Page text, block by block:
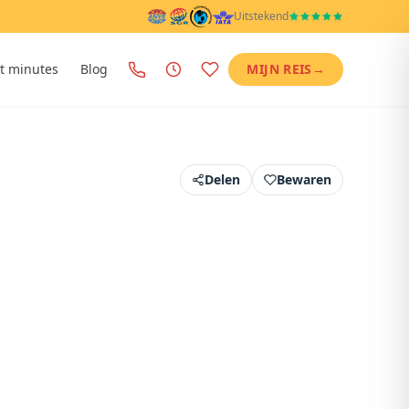
Uitstekend
minutes Blog MIJN REIS →
Delen Bewaren